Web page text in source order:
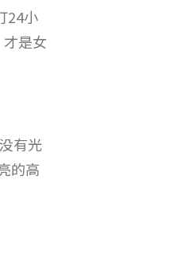
24小
是女
有光
的高